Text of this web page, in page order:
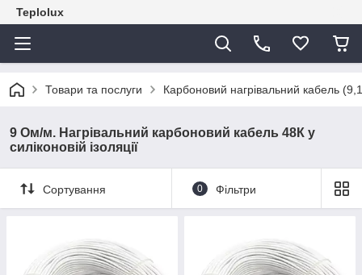
Teplolux
Товари та послуги Карбоновий нагрівальний кабель
9 Ом/м. Нагрівальний карбоновий кабель 48К у
силіконовій ізоляції
Сортування 0 Фільтри